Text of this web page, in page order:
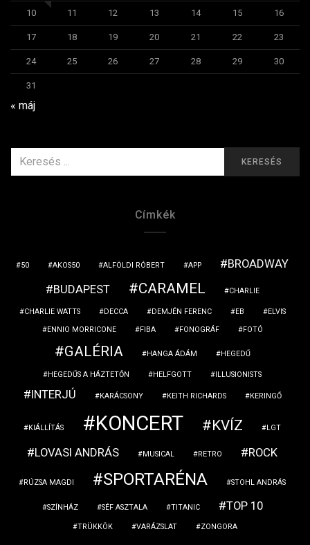
10 11 12 13 14 15 16
17 18 19 20 21 22 23
24 25 26 27 28 29 30
31
« máj
ERRE:
KERESÉS
Címkék
50 AKOS50 ALFÖLDI RÓBERT APP
BROADWAY
BUDAPEST
CARAMEL CHARLIE
CHARLIE WATTS DECCA DEMJÉN FERENC EB
ELVIS
ENNIO MORRICONE
FIBA FONOGRÁF FOTÓ
GALÉRIA HANGA ÁDÁM HEGEDŰ
HEGEDŰS A HÁZTETŐN HELFGOTT ILLUSIONISTS
INTERJÚ KARÁCSONY KEITH RICHARDS KERINGŐ
KIÁLLÍTÁS KONCERT KVÍZ LGT
LOVASI ANDRÁS MUSICAL RETRO ROCK
RÚZSA MAGDI SPORTARÉNA STOHL ANDRÁS
SZÍNHÁZ SÉF ASZTALA TITANIC TOP 10
TRÜKKÖK VARÁZSLAT ZONGORA